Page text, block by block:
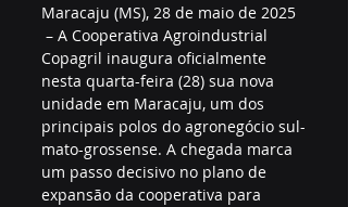
Maracaju (MS), 28 de maio de 2025
– A Cooperativa Agroindustrial
Copagril inaugura oficialmente
nesta quarta-feira (28) sua nova
unidade em Maracaju, um dos
principais polos do agronegócio sul-
mato-grossense. A chegada marca
um passo decisivo no plano de
expansão da cooperativa para